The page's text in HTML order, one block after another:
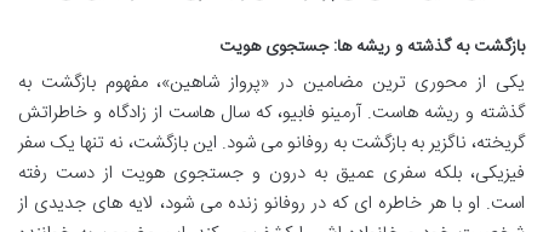
بازگشت به گذشته و ریشه ها: جستجوی هویت
یکی از محوری ترین مضامین در «پرواز شاهین»، مفهوم بازگشت به
گذشته و ریشه هاست. آرمینو فابیو، که سال هاست از زادگاه و خاطراتش
گریخته، ناگزیر به بازگشت به روفانو می شود. این بازگشت، نه تنها یک سفر
فیزیکی، بلکه سفری عمیق به درون و جستجوی هویت از دست رفته
است. او با هر خاطره ای که در روفانو زنده می شود، لایه های جدیدی از